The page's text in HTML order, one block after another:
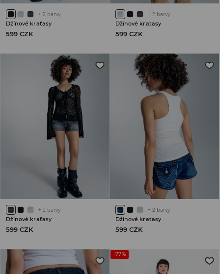
+ 2 barvy
Džínové kraťasy
599 CZK
+ 2 barvy
Džínové kraťasy
599 CZK
+ 2 barvy
Džínové kraťasy
599 CZK
+ 2 barvy
Džínové kraťasy
599 CZK
-77%